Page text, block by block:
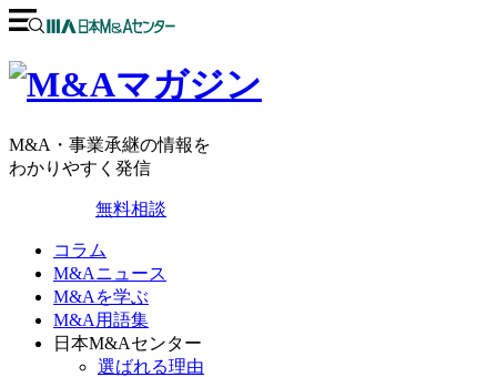
M&A・事業承継の情報を
わかりやすく発信
無料相談
コラム
M&Aニュース
M&Aを学ぶ
M&A用語集
日本M&Aセンター
選ばれる理由